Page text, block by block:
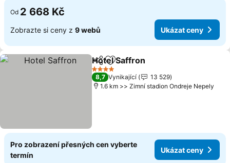
Od 2 668 Kč
Zobrazte si ceny z 9 webů Ukázat ceny
SdíletPřidat na seznam oblíbených
Hotel Saffron
4 Počet hvězdiček
8,7 Vynikající
13 529
1.6 km >> Zimní stadion Ondreje Nepely
Pro zobrazení přesných cen vyberte
termín
Ukázat ceny